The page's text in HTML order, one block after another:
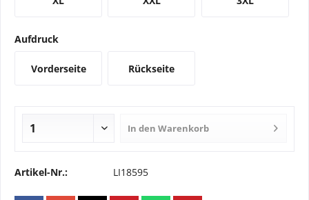
Aufdruck
Vorderseite Rückseite
In den Warenkorb
Artikel-Nr.: LI18595